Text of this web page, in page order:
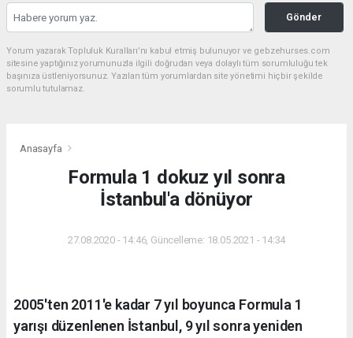
Gönder
Yorum yazarak Topluluk Kuralları’nı kabul etmiş bulunuyor ve gebzehurses.com
sitesine yaptığınız yorumunuzla ilgili doğrudan veya dolaylı tüm sorumluluğu tek
başınıza üstleniyorsunuz. Yazılan tüm yorumlardan site yönetimi hiçbir şekilde
sorumlu tutulamaz.
Anasayfa
Formula 1 dokuz yıl sonra
İstanbul'a dönüyor
27.08.2020 - 14:46, Güncelleme: 18.05.2021 - 14:34
2005'ten 2011'e kadar 7 yıl boyunca Formula 1
yarışı düzenlenen İstanbul, 9 yıl sonra yeniden